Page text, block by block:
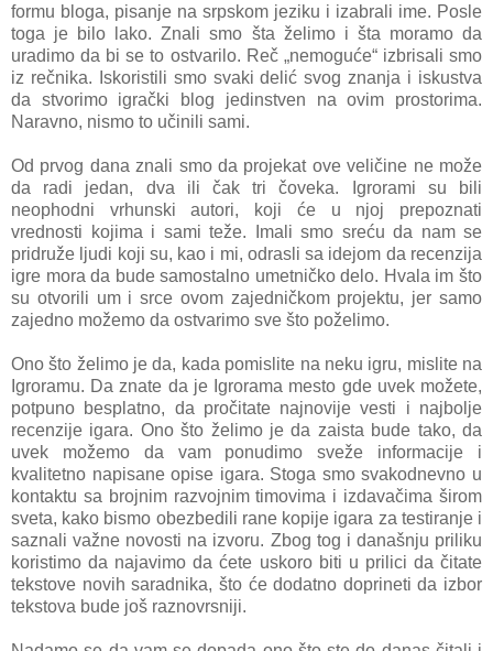
formu bloga, pisanje na srpskom jeziku i izabrali ime. Posle
toga je bilo lako. Znali smo šta želimo i šta moramo da
uradimo da bi se to ostvarilo. Reč „nemoguće“ izbrisali smo
iz rečnika. Iskoristili smo svaki delić svog znanja i iskustva
da stvorimo igrački blog jedinstven na ovim prostorima.
Naravno, nismo to učinili sami.
Od prvog dana znali smo da projekat ove veličine ne može
da radi jedan, dva ili čak tri čoveka. Igrorami su bili
neophodni vrhunski autori, koji će u njoj prepoznati
vrednosti kojima i sami teže. Imali smo sreću da nam se
pridruže ljudi koji su, kao i mi, odrasli sa idejom da recenzija
igre mora da bude samostalno umetničko delo. Hvala im što
su otvorili um i srce ovom zajedničkom projektu, jer samo
zajedno možemo da ostvarimo sve što poželimo.
Ono što želimo je da, kada pomislite na neku igru, mislite na
Igroramu. Da znate da je Igrorama mesto gde uvek možete,
potpuno besplatno, da pročitate najnovije vesti i najbolje
recenzije igara. Ono što želimo je da zaista bude tako, da
uvek možemo da vam ponudimo sveže informacije i
kvalitetno napisane opise igara. Stoga smo svakodnevno u
kontaktu sa brojnim razvojnim timovima i izdavačima širom
sveta, kako bismo obezbedili rane kopije igara za testiranje i
saznali važne novosti na izvoru. Zbog tog i današnju priliku
koristimo da najavimo da ćete uskoro biti u prilici da čitate
tekstove novih saradnika, što će dodatno doprineti da izbor
tekstova bude još raznovrsniji.